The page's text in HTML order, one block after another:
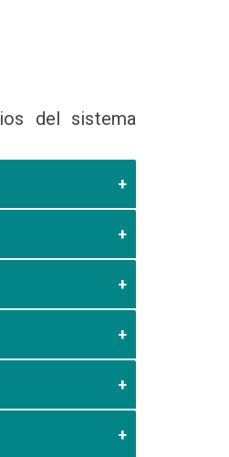
del sistema